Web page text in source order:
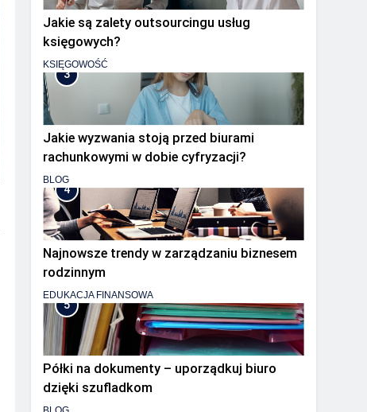
Jakie są zalety outsourcingu usług
księgowych?
KSIĘGOWOŚĆ
3
Jakie wyzwania stoją przed biurami
rachunkowymi w dobie cyfryzacji?
BLOG
4
Najnowsze trendy w zarządzaniu biznesem
rodzinnym
EDUKACJA FINANSOWA
5
Półki na dokumenty – uporządkuj biuro
dzięki szufladkom